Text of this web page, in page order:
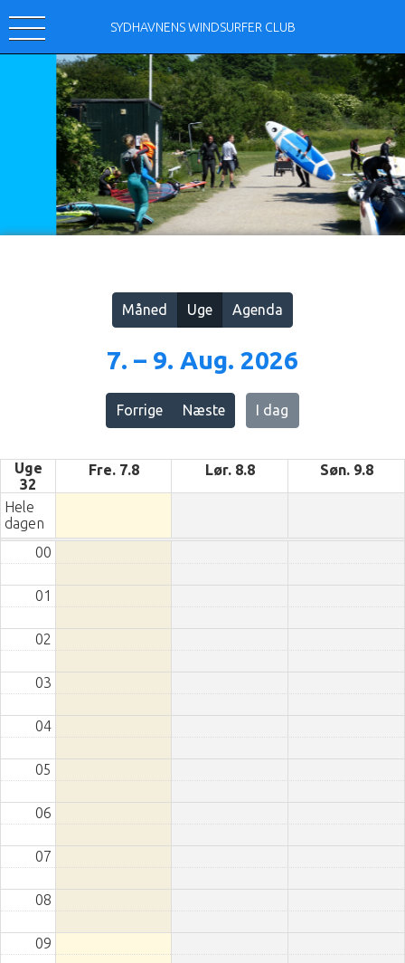
SYDHAVNENS WINDSURFER CLUB
Forrige Næste I dag
7. – 9. Aug. 2026
Måned Uge Agenda
Uge
32
Fre. 7.8 Lør. 8.8 Søn. 9.8
Hele
dagen
00
01
02
03
04
05
06
07
08
09